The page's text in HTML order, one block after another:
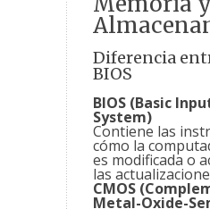
Diferencia
BIOS
BIOS (Basic
System)
Contiene las
cómo la
es modificada o
las
CMOS
Metal-Oxide-